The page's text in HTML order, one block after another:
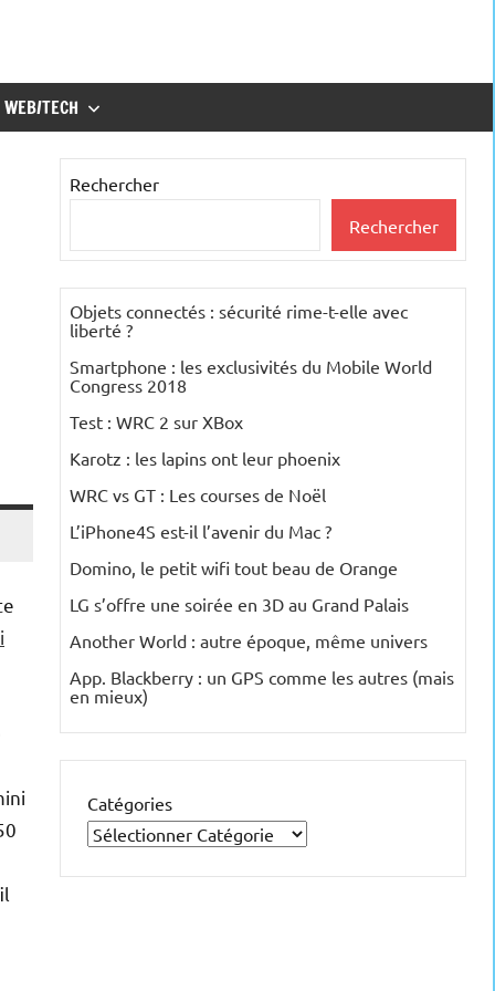
WEB/TECH
Rechercher
Rechercher
Objets connectés : sécurité rime-t-elle avec
liberté ?
Smartphone : les exclusivités du Mobile World
Congress 2018
Test : WRC 2 sur XBox
Karotz : les lapins ont leur phoenix
WRC vs GT : Les courses de Noël
L’iPhone4S est-il l’avenir du Mac ?
Domino, le petit wifi tout beau de Orange
LG s’offre une soirée en 3D au Grand Palais
Another World : autre époque, même univers
App. Blackberry : un GPS comme les autres (mais
en mieux)
Catégories